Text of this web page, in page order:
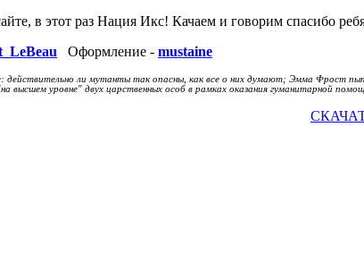
в этот раз Нация Икс! Качаем и говорим спасибо
Оформление - mustaine
действительно ли мутанты так опасны, как все о них думают; Эмма Фрост
высшем уровне" двух царственных особ в рамках оказания гуманитарной